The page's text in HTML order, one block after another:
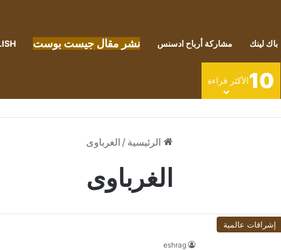
باك لينك مشاركة أرباح ادسنس نشر مقال جيست بوست
10الأكثر قراءة
الرئيسية / الغرباوى
الغرباوى
إشراقات عالمية
eshrag